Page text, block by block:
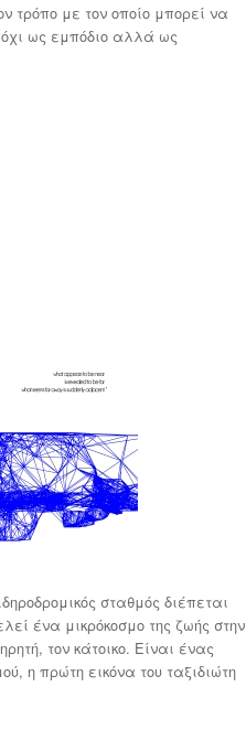
τρόπο με τον οποίο μπορεί να
όχι ως εμπόδιο αλλά ως
σταθμός διέπεται
ένα μικρόκοσμο της ζωής στην
τον κάτοικο. Είναι ένας
η πρώτη εικόνα του ταξιδιώτη